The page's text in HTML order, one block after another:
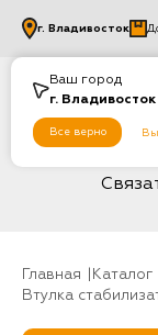
Ваш город
г. Владивосток
Все верно
г. Владивосток
Главная Каталог
Втулка